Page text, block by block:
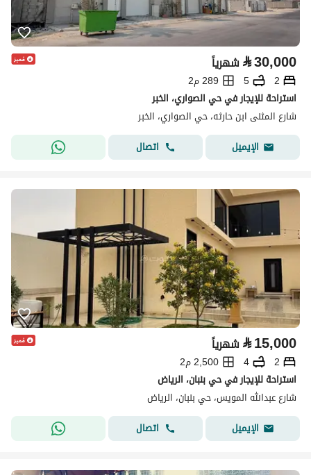
⃁30,000 شهرياً
2
5
289 م2
استراحة للإيجار في حي الصواري، الخبر
شارع المثنى ابن حارثه، حي الصواري، الخبر
الإيميل
اتصال
⃁15,000 شهرياً
2
4
2,500 م2
استراحة للإيجار في حي بنبان، الرياض
شارع عبدالله المويس، حي بنبان، الرياض
الإيميل
اتصال